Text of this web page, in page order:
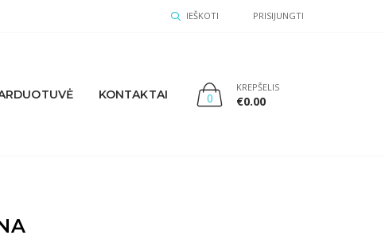
IEŠKOTI PRISIJUNGTI
KONTAKTAI 0
KREPŠELIS
€0.00